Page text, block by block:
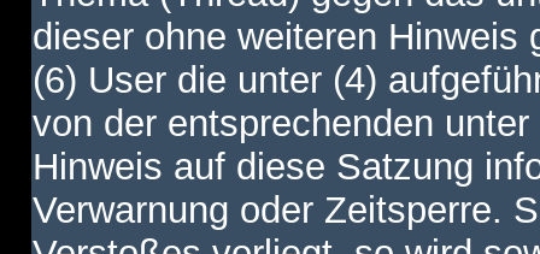
dieser ohne weiteren Hinweis
(6) User die unter (4)
von der entsprechenden
Hinweis auf diese Satzung
Verwarnung oder Zeitsperre.